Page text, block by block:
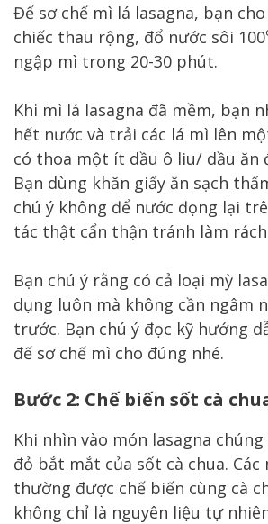
Để sơ chế mì lá lasagna, bạn
chiếc thau rộng, đổ nước sôi 100
ngập mì trong 20-30 phút.
Khi mì lá lasagna đã mềm, bạn
hết nước và trải các lá mì lên
có thoa một ít dầu ô liu/ dầu ăn
Bạn dùng khăn giấy ăn sạch
chú ý không để nước đọng lại
tác thật cẩn thận tránh làm
Bạn chú ý rằng có cả loại mỳ
dụng luôn mà không cần ngâm
trước. Bạn chú ý đọc kỹ hướng
đế sơ chế mì cho đúng nhé.
Bước 2: Chế biến sốt cà
Khi nhìn vào món lasagna
đỏ bắt mắt của sốt cà chua. Các
thường được chế biến cùng cà
không chỉ là nguyên liệu tự